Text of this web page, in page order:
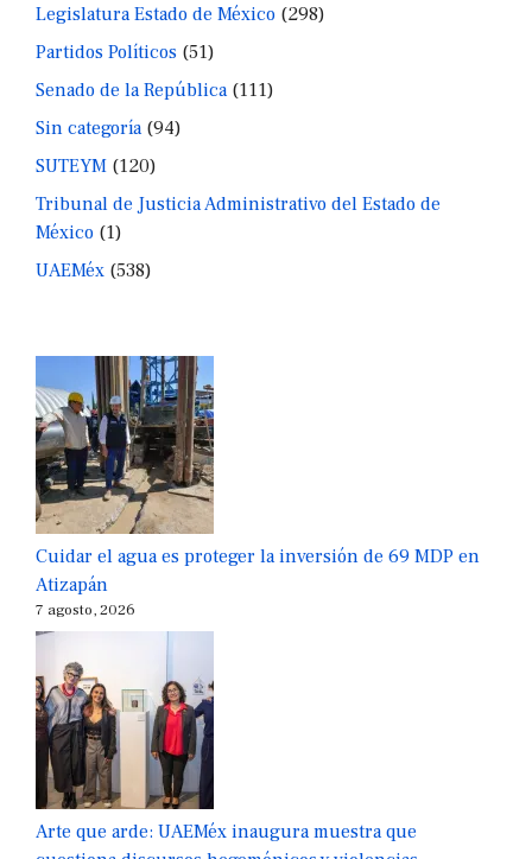
Legislatura Estado de México (298)
Partidos Políticos (51)
Senado de la República(111)
Sin categoría(94)
SUTEYM (120)
Tribunal de Justicia Administrativo del Estado de
México (1)
UAEMéx (538)
Cuidar el agua es proteger la inversión de 69 MDP en
Atizapán
7 agosto, 2026
Arte que arde: UAEMéx inaugura muestra que